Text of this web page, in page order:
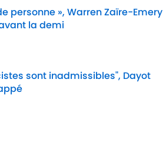
personne », Warren Zaïre-Emery
la demi
sont inadmissibles", Dayot